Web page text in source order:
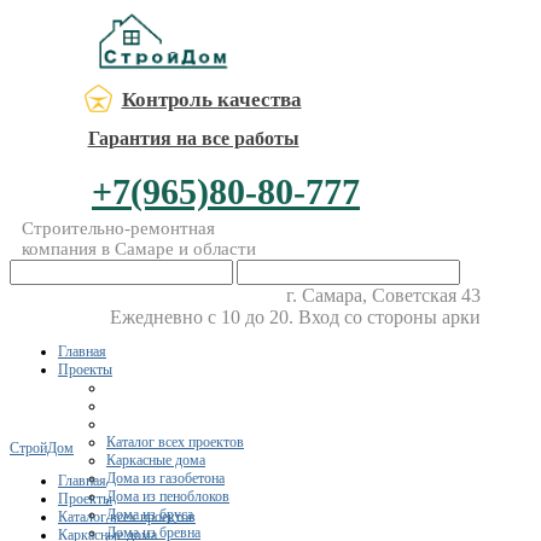
Контроль качества
Гарантия на все работы
+7(965)80-80-777
Строительно-ремонтная
компания в Самаре и области
г. Самара, Советская 43
Ежедневно с 10 до 20. Вход со стороны арки
Главная
Проекты
Каталог всех проектов
Каркасные дома
Дома из газобетона
Дома из пеноблоков
Дома из бруса
Дома из бревна
СтройДом
Главная
Проекты
Каталог всех проектов
Каркасные дома